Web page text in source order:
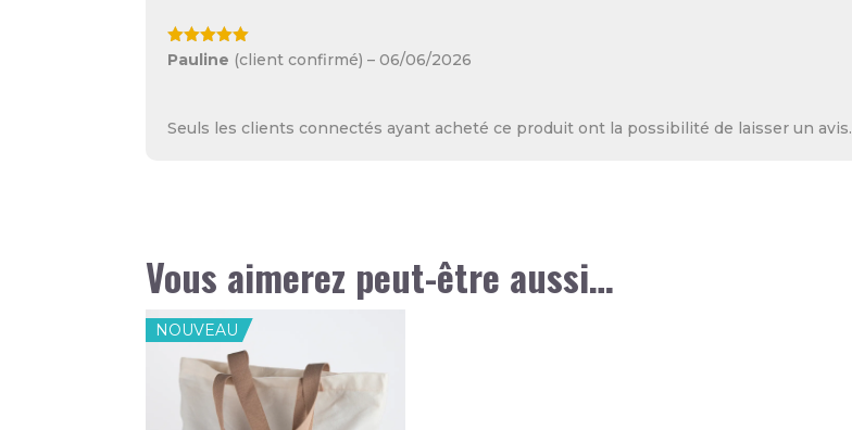
Note5sur
Pauline (client confirmé) – 06/06/2026
Seuls les clients connectés ayant acheté ce produit ont la possibilité de laisser un avis.
Vous aimerez peut-être aussi…
NOUVEAU